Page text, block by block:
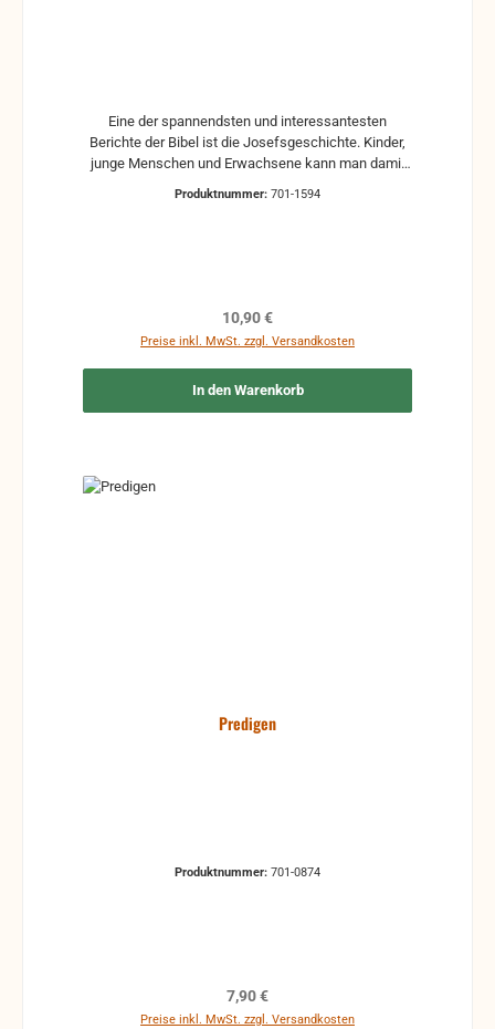
Eine der spannendsten und interessantesten
Berichte der Bibel ist die Josefsgeschichte. Kinder,
junge Menschen und Erwachsene kann man damit
wird deutlich, dass Gott nicht nur Höhenwege führt,
Alltag seiner Kinder besonders verherrlicht.
Produktnummer: 701-1594
Regulärer Preis:
10,90 €
Preise inkl. MwSt. zzgl. Versandkosten
In den Warenkorb
Predigen
Produktnummer: 701-0874
Regulärer Preis:
7,90 €
Preise inkl. MwSt. zzgl. Versandkosten